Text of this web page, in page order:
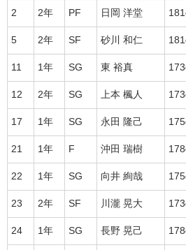
2 2年 PF 日岡 洋堂
5 2年 SF 砂川 和仁
11 1年 SG 東 裕真
12 2年 SG 上本 楓人
17 1年 SG 永田 隆己
21 1年 F 沖田 瑞樹
22 1年 SG 向井 絢哉
23 2年 SF 川瀧 晃大
24 1年 SG 長野 晃己